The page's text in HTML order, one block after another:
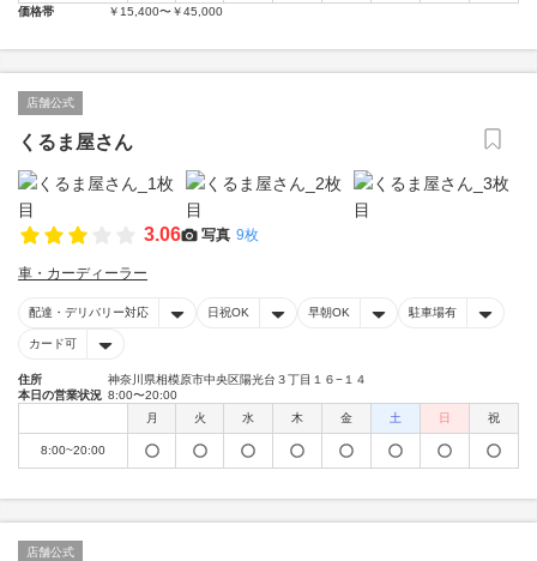
価格帯
￥15,400〜￥45,000
店舗公式
くるま屋さん
3.06 写真 9枚
車・カーディーラー
配達・デリバリー対応 日祝OK 早朝OK 駐車場有
カード可
住所
神奈川県相模原市中央区陽光台３丁目１６−１４
本日の営業状況 8:00〜20:00
月
火 水 木 金 土 日 祝
8:00~20:00
店舗公式